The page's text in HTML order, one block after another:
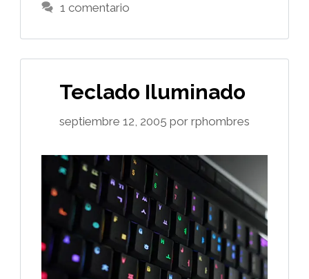
1 comentario
Teclado Iluminado
septiembre 12, 2005 por rphombres